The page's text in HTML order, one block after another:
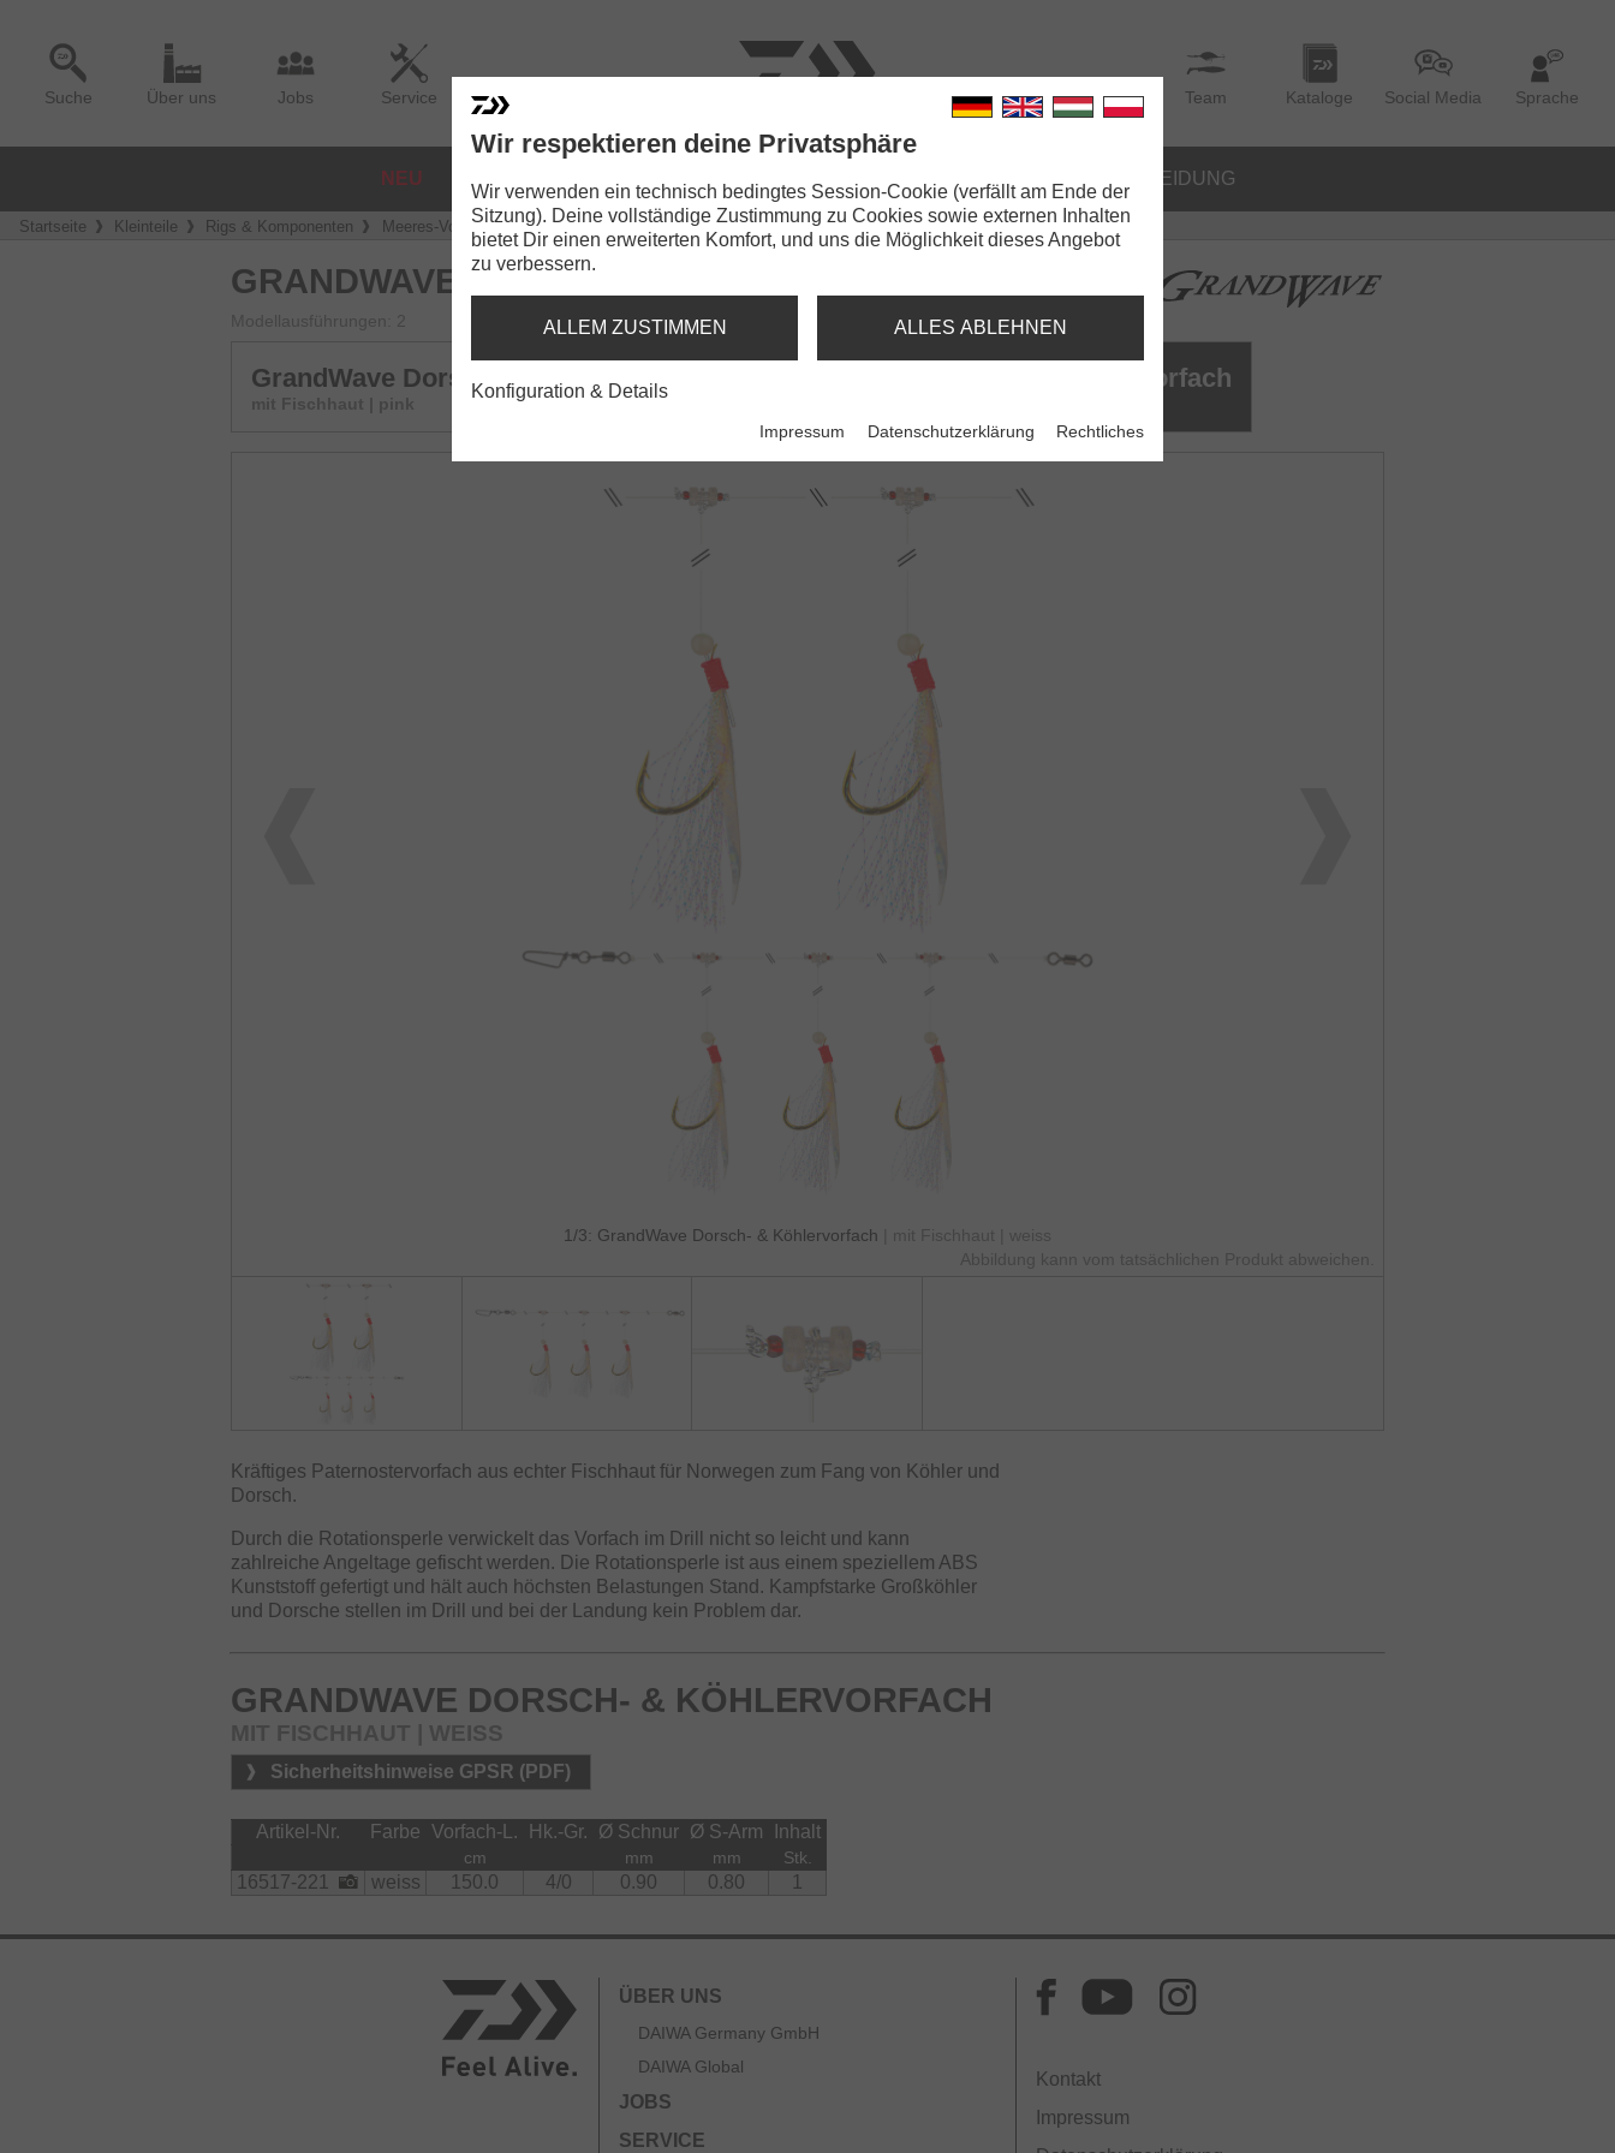
Suche Über uns Jobs Service Team Kataloge Social Media Sprache
NEU BEKLEIDUNG
Startseite Kleinteile Rigs & Komponenten Meeres-Vorfächer GrandWave Dorsch- & Köhlervorfach
GRANDWAVE DORSCH- & KÖHLERVORFACH
Modellausführungen: 2
GrandWave Dorsch- & Köhlervorfach
mit Fischhaut | pink
GrandWave Dorsch- & Köhlervorfach
1/3: GrandWave Dorsch- & Köhlervorfach
| mit Fischhaut | weiss
Abbildung kann vom tatsächlichen Produkt abweichen.
Kräftiges Paternostervorfach aus echter Fischhaut für Norwegen zum Fang von Köhler und
Dorsch.
Durch die Rotationsperle verwickelt das Vorfach im Drill nicht so leicht und kann
zahlreiche Angeltage gefischt werden. Die Rotationsperle ist aus einem speziellem ABS
Kunststoff gefertigt und hält auch höchsten Belastungen Stand. Kampfstarke Großköhler
und Dorsche stellen im Drill und bei der Landung kein Problem dar.
GRANDWAVE DORSCH- & KÖHLERVORFACH
MIT FISCHHAUT | WEISS
Sicherheitshinweise GPSR (PDF)
Artikel-Nr. Farbe Vorfach-L. Hk.-Gr. Ø Schnur Ø S-Arm Inhalt
cm mm mm Stk.
16517-221 weiss 150.0 4/0 0.90 0.80 1
ÜBER UNS
DAIWA Germany GmbH
DAIWA Global
JOBS
SERVICE
Kontakt
Impressum
Wir respektieren deine Privatsphäre
Wir verwenden ein technisch bedingtes Session-Cookie (verfällt am Ende der
Sitzung). Deine vollständige Zustimmung zu Cookies sowie externen Inhalten
bietet Dir einen erweiterten Komfort, und uns die Möglichkeit dieses Angebot
zu verbessern.
ALLEM ZUSTIMMEN ALLES ABLEHNEN
Konfiguration & Details
Impressum Datenschutzerklärung Rechtliches